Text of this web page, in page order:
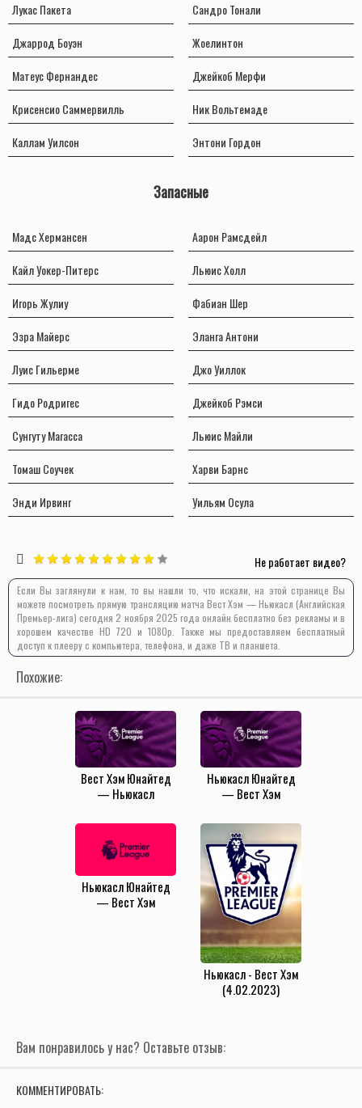
Лукас Пакета
Джаррод Боуэн
Матеус Фернандес
Крисенсио Саммервилль
Каллам Уилсон
Сандро Тонали
Жоелинтон
Джейкоб Мерфи
Ник Вольтемаде
Энтони Гордон
Запасные
Мадс Хермансен
Кайл Уокер-Питерс
Игорь Жулиу
Эзра Майерс
Луис Гильерме
Гидо Родригес
Сунгуту Магасса
Томаш Соучек
Энди Ирвинг
Аарон Рамсдейл
Льюис Холл
Фабиан Шер
Эланга Антони
Джо Уиллок
Джейкоб Рэмси
Льюис Майли
Харви Барнс
Уильям Осула
Не работает видео?
Если Вы заглянули к нам, то вы нашли то, что искали, на этой странице Вы
можете посмотреть прямую трансляцию матча Вест Хэм — Ньюкасл (Английская
Премьер-лига) сегодня 2 ноября 2025 года онлайн бесплатно без рекламы и в
хорошем качестве HD 720 и 1080p. Также мы предоставляем бесплатный
доступ к плееру с компьютера, телефона, и даже ТВ и планшета.
Похожие:
Вест Хэм Юнайтед
— Ньюкасл
(10.03.2025)
Ньюкасл Юнайтед
— Вест Хэм
(25.11.2024)
Ньюкасл Юнайтед
— Вест Хэм
Ньюкасл - Вест Хэм
(4.02.2023)
Вам понравилось у нас? Оставьте отзыв:
КОММЕНТИРОВАТЬ: